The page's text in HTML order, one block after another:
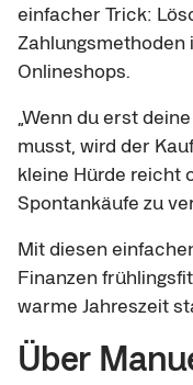
einfacher Trick:
Onlineshops.
„Wenn du erst
musst, wird der
kleine Hürde reicht
Spontankäufe zu
Mit diesen
Finanzen
warme Jahreszeit
Über